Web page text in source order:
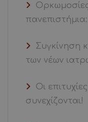
Συγκίνηση
των νέων
Οι
συνεχίζονται!